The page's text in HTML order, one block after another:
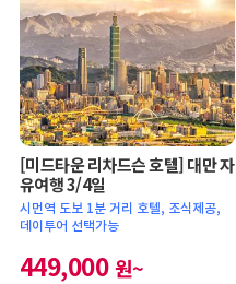
[미드타운 리차드슨 호텔] 대만 자
유여행 3/4일
시먼역 도보 1분 거리 호텔, 조식제공,
데이투어 선택가능
449,000원~